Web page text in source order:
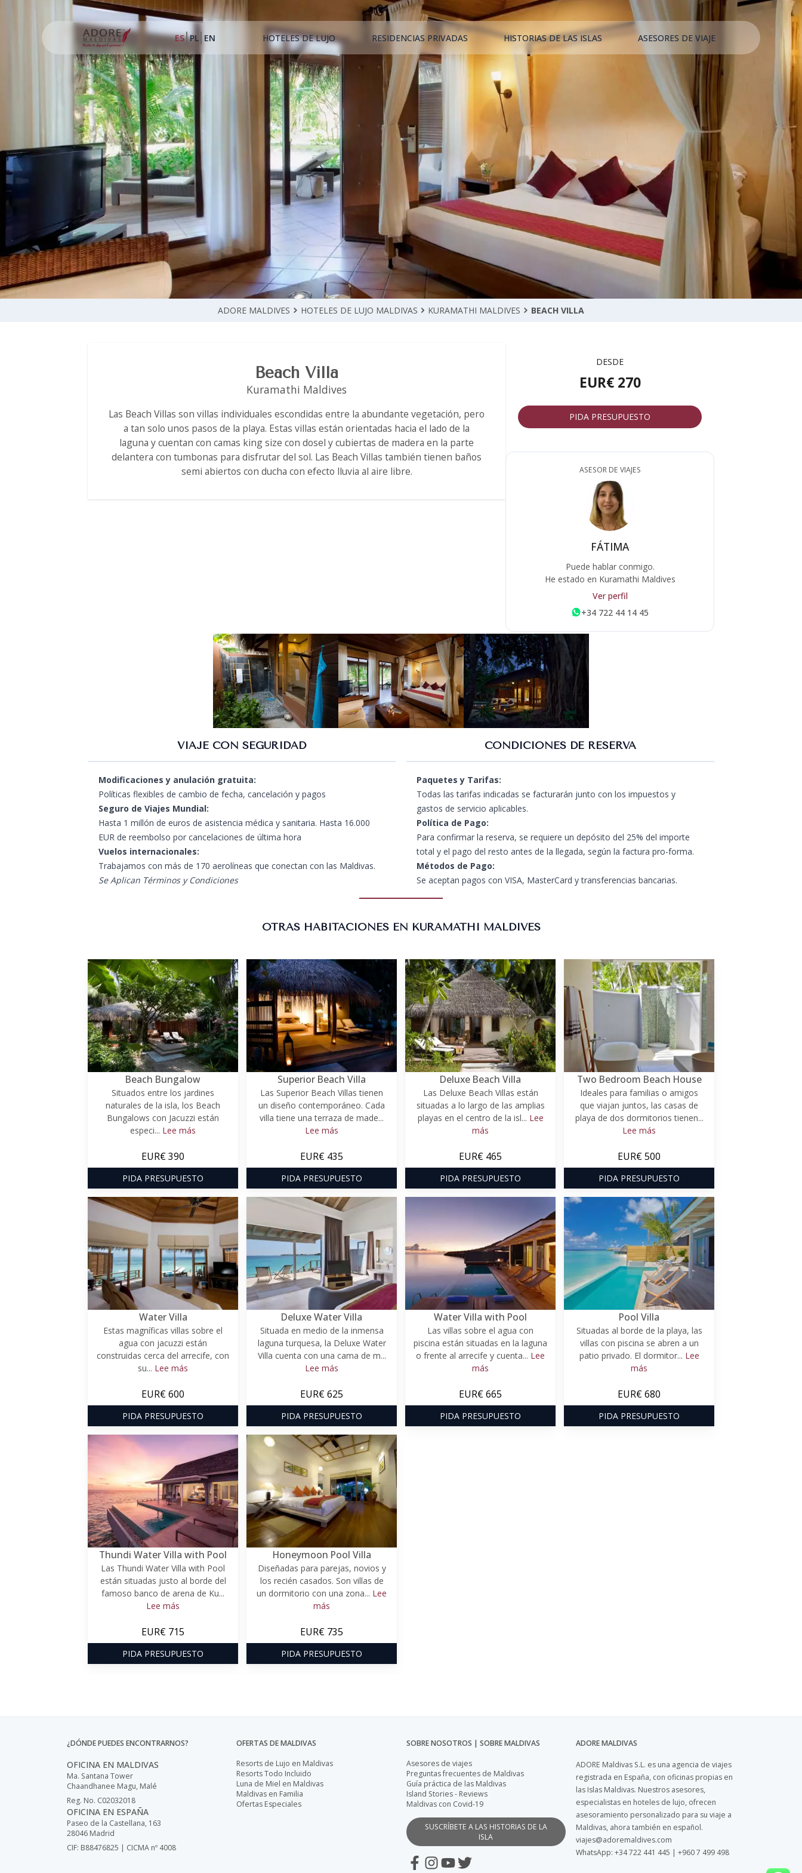
ES PL EN HOTELES DE LUJO RESIDENCIAS PRIVADAS HISTORIAS DE LAS ISLAS ASESORES DE VIAJE
ADORE MALDIVES HOTELES DE LUJO MALDIVAS KURAMATHI MALDIVES BEACH VILLA
Beach Villa
Kuramathi Maldives
Las Beach Villas son villas individuales escondidas entre la abundante vegetación, pero
a tan solo unos pasos de la playa. Estas villas están orientadas hacia el lado de la
laguna y cuentan con camas king size con dosel y cubiertas de madera en la parte
delantera con tumbonas para disfrutar del sol. Las Beach Villas también tienen baños
semi abiertos con ducha con efecto lluvia al aire libre.
DESDE
EUR€ 270
PIDA PRESUPUESTO
ASESOR DE VIAJES
FÁTIMA
Puede hablar conmigo.
He estado en Kuramathi Maldives
Ver perfil
+34 722 44 14 45
VIAJE CON SEGURIDAD
Modificaciones y anulación gratuita:
Políticas flexibles de cambio de fecha, cancelación y pagos
Seguro de Viajes Mundial:
Hasta 1 millón de euros de asistencia médica y sanitaria. Hasta 16.000
EUR de reembolso por cancelaciones de última hora
Vuelos internacionales:
Trabajamos con más de 170 aerolíneas que conectan con las Maldivas.
Se Aplican Términos y Condiciones
CONDICIONES DE RESERVA
Paquetes y Tarifas:
Todas las tarifas indicadas se facturarán junto con los impuestos y
gastos de servicio aplicables.
Política de Pago:
Para confirmar la reserva, se requiere un depósito del 25% del importe
total y el pago del resto antes de la llegada, según la factura pro-forma.
Métodos de Pago:
Se aceptan pagos con VISA, MasterCard y transferencias bancarias.
OTRAS HABITACIONES EN KURAMATHI MALDIVES
Beach Bungalow
Situados entre los jardines
naturales de la isla, los Beach
Bungalows con Jacuzzi están
especi... Lee más
EUR€ 390
PIDA PRESUPUESTO
Superior Beach Villa
Las Superior Beach Villas tienen
un diseño contemporáneo. Cada
villa tiene una terraza de made...
Lee más
EUR€ 435
PIDA PRESUPUESTO
Deluxe Beach Villa
Las Deluxe Beach Villas están
situadas a lo largo de las amplias
playas en el centro de la isl... Lee
más
EUR€ 465
PIDA PRESUPUESTO
Two Bedroom Beach House
Ideales para familias o amigos
que viajan juntos, las casas de
playa de dos dormitorios tienen...
Lee más
EUR€ 500
PIDA PRESUPUESTO
Water Villa
Estas magníficas villas sobre el
agua con jacuzzi están
construidas cerca del arrecife, con
su... Lee más
EUR€ 600
PIDA PRESUPUESTO
Deluxe Water Villa
Situada en medio de la inmensa
laguna turquesa, la Deluxe Water
Villa cuenta con una cama de m...
Lee más
EUR€ 625
PIDA PRESUPUESTO
Water Villa with Pool
Las villas sobre el agua con
piscina están situadas en la laguna
o frente al arrecife y cuenta... Lee
más
EUR€ 665
PIDA PRESUPUESTO
Pool Villa
Situadas al borde de la playa, las
villas con piscina se abren a un
patio privado. El dormitor... Lee
más
EUR€ 680
PIDA PRESUPUESTO
Thundi Water Villa with Pool
Las Thundi Water Villa with Pool
están situadas justo al borde del
famoso banco de arena de Ku...
Lee más
EUR€ 715
PIDA PRESUPUESTO
Honeymoon Pool Villa
Diseñadas para parejas, novios y
los recién casados. Son villas de
un dormitorio con una zona... Lee
más
EUR€ 735
PIDA PRESUPUESTO
¿DÓNDE PUEDES ENCONTRARNOS?
OFICINA EN MALDIVAS
Ma. Santana Tower
Chaandhanee Magu, Malé
Reg. No. C02032018
OFICINA EN ESPAÑA
Paseo de la Castellana, 163
28046 Madrid
CIF: B88476825 | CICMA nº 4008
OFERTAS DE MALDIVAS
Resorts de Lujo en Maldivas
Resorts Todo Incluido
Luna de Miel en Maldivas
Maldivas en Familia
Ofertas Especiales
SOBRE NOSOTROS | SOBRE MALDIVAS
Asesores de viajes
Preguntas frecuentes de Maldivas
Guía práctica de las Maldivas
Island Stories - Reviews
Maldivas con Covid-19
SUSCRÍBETE A LAS HISTORIAS DE LA
ISLA
ADORE MALDIVAS
ADORE Maldivas S.L. es una agencia de viajes
registrada en España, con oficinas propias en
las Islas Maldivas. Nuestros asesores,
especialistas en hoteles de lujo, ofrecen
asesoramiento personalizado para su viaje a
Maldivas, ahora también en español.
viajes@adoremaldives.com
WhatsApp: +34 722 441 445 | +960 7 499 498